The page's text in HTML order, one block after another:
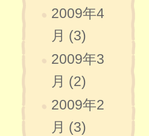
2009年4
月 (3)
2009年3
月 (2)
2009年2
月 (3)